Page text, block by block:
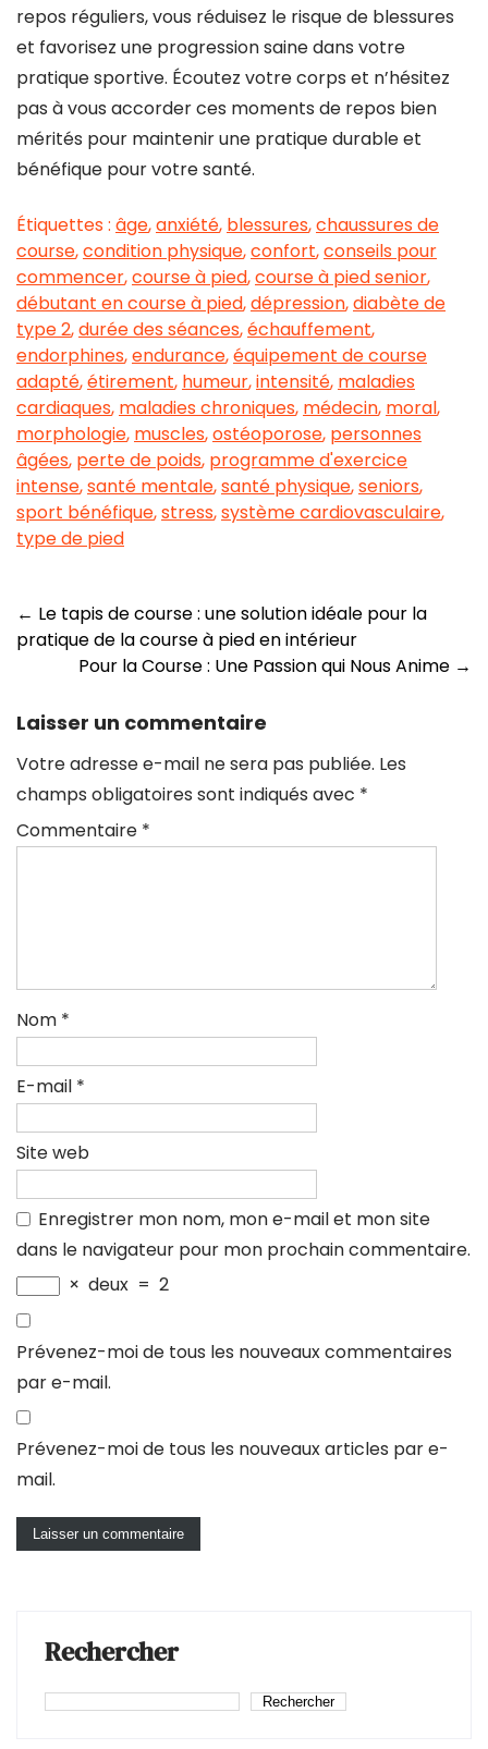
repos réguliers, vous réduisez le risque de blessures
et favorisez une progression saine dans votre
pratique sportive. Écoutez votre corps et n’hésitez
pas à vous accorder ces moments de repos bien
mérités pour maintenir une pratique durable et
bénéfique pour votre santé.
Étiquettes : âge,anxiété, blessures,chaussures de
course,condition physique,confort,conseils pour
commencer,course à pied,course à pied senior,
débutant en course à pied,dépression,diabète de
type 2,durée des séances,échauffement,
endorphines,endurance,équipement de course
adapté,étirement, humeur,intensité, maladies
cardiaques, maladies chroniques, médecin, moral,
morphologie, muscles,ostéoporose, personnes
âgées, perte de poids, programme d'exercice
intense,santé mentale,santé physique,seniors,
sport bénéfique,stress,système cardiovasculaire,
type de pied
Navigation
des
← Le tapis de course : une solution idéale pour la
pratique de la course à pied en intérieur
Pour la Course : Une Passion qui Nous Anime →
Laisser un commentaire
Votre adresse e-mail ne sera pas publiée. Les
champs obligatoires sont indiqués avec *
Commentaire *
Nom *
E-mail *
Site web
Enregistrer mon nom, mon e-mail et mon site
dans le navigateur pour mon prochain commentaire.
× deux = 2
Prévenez-moi de tous les nouveaux commentaires
par e-mail.
Prévenez-moi de tous les nouveaux articles par e-
mail.
Rechercher
Rechercher